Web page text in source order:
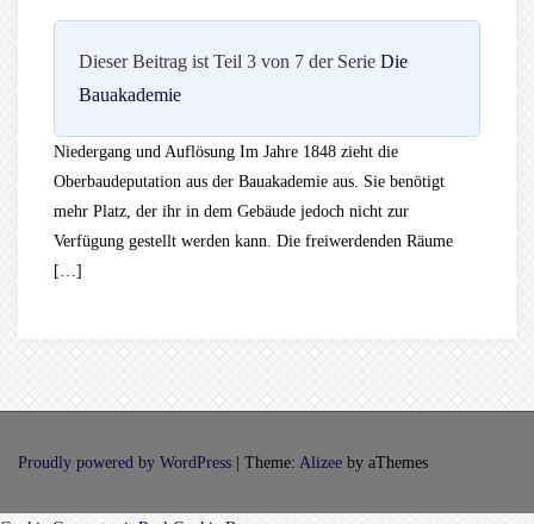
Dieser Beitrag ist Teil 3 von 7 der Serie Die
Bauakademie
Niedergang und Auflösung Im Jahre 1848 zieht die
Oberbaudeputation aus der Bauakademie aus. Sie benötigt
mehr Platz, der ihr in dem Gebäude jedoch nicht zur
Verfügung gestellt werden kann. Die freiwerdenden Räume
[…]
Proudly powered by WordPress Theme: Alizee by aThemes